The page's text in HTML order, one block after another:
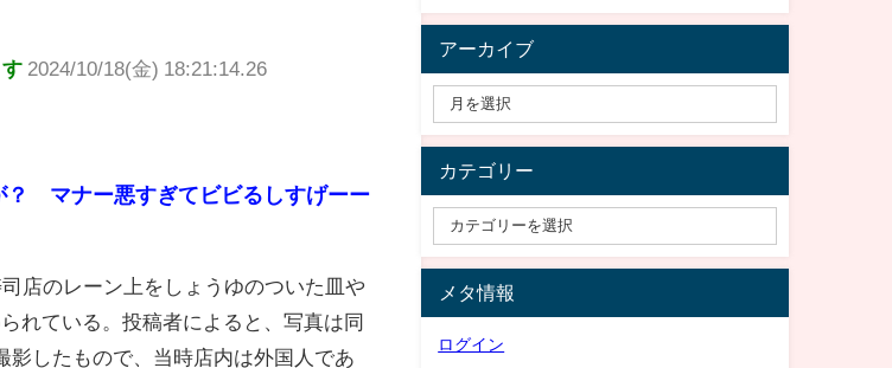
2024/10/18(金) 18:21:14.26
？ マナー悪すぎてビビるしすげーー
店のレーン上をしょうゆのついた皿や
れている。投稿者によると、写真は同
影したもので、当時店内は外国人であ
アーカイブ
カテゴリー
メタ情報
ログイン